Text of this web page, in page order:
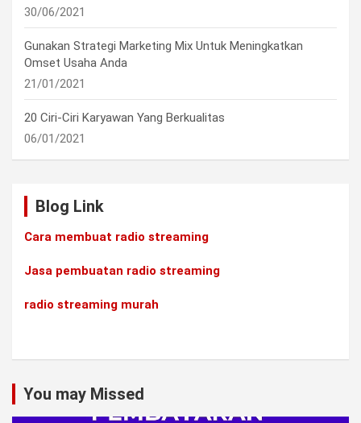
30/06/2021
Gunakan Strategi Marketing Mix Untuk Meningkatkan
Omset Usaha Anda
21/01/2021
20 Ciri-Ciri Karyawan Yang Berkualitas
06/01/2021
Blog Link
Cara membuat radio streaming
Jasa pembuatan radio streaming
radio streaming murah
You may Missed